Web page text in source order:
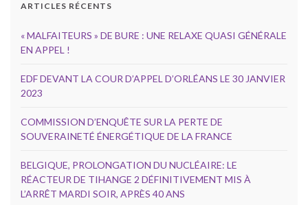
ARTICLES RÉCENTS
« MALFAITEURS » DE BURE : UNE RELAXE QUASI GÉNÉRALE
EN APPEL !
EDF DEVANT LA COUR D’APPEL D’ORLÉANS LE 30 JANVIER
2023
COMMISSION D’ENQUÊTE SUR LA PERTE DE
SOUVERAINETÉ ÉNERGÉTIQUE DE LA FRANCE
BELGIQUE, PROLONGATION DU NUCLÉAIRE: LE
RÉACTEUR DE TIHANGE 2 DÉFINITIVEMENT MIS À
L’ARRÊT MARDI SOIR, APRÈS 40 ANS